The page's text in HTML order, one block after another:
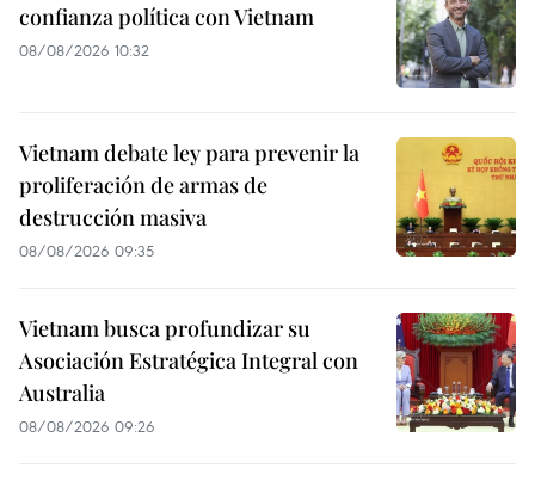
confianza política con Vietnam
08/08/2026 10:32
Vietnam debate ley para prevenir la
proliferación de armas de
destrucción masiva
08/08/2026 09:35
Vietnam busca profundizar su
Asociación Estratégica Integral con
Australia
08/08/2026 09:26